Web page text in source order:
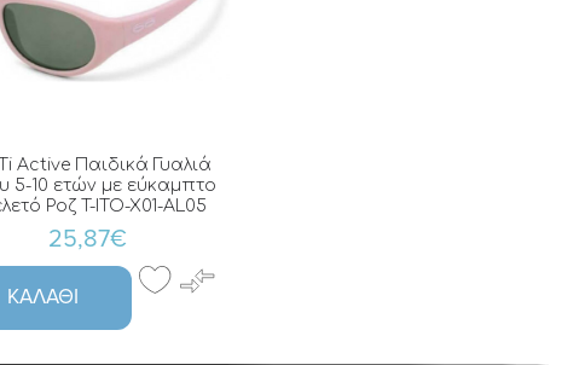
Active Παιδικά Γυαλιά
5-10 ετών με εύκαμπτο
Ροζ T-ITO-X01-AL05
25,87€
ΚΑΛΆΘΙ